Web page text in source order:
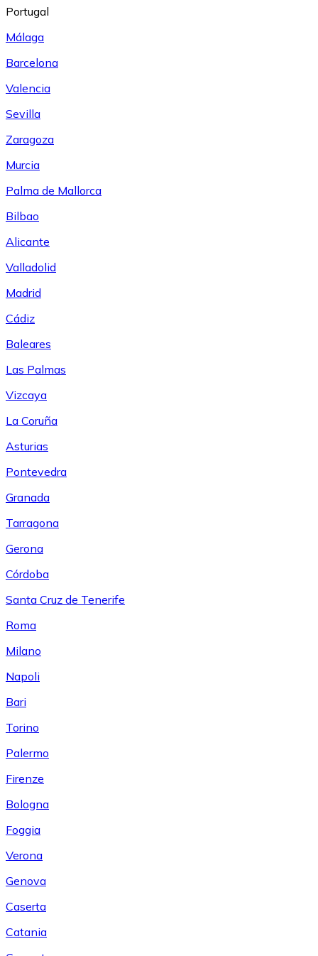
Portugal
Málaga
Barcelona
Valencia
Sevilla
Zaragoza
Murcia
Palma de Mallorca
Bilbao
Alicante
Valladolid
Madrid
Cádiz
Baleares
Las Palmas
Vizcaya
La Coruña
Asturias
Pontevedra
Granada
Tarragona
Gerona
Córdoba
Santa Cruz de Tenerife
Roma
Milano
Napoli
Bari
Torino
Palermo
Firenze
Bologna
Foggia
Verona
Genova
Caserta
Catania